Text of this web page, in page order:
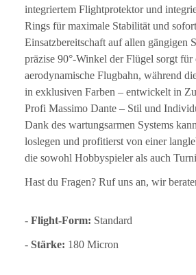
integriertem Flightprotektor und
Rings für maximale Stabilität und
Einsatzbereitschaft auf allen gängigen
präzise 90°-Winkel der Flügel sorgt für
aerodynamische Flugbahn, während
in exklusiven Farben – entwickelt in
Profi Massimo Dante – Stil und
Dank des wartungsarmen Systems
loslegen und profitierst von einer
die sowohl Hobbyspieler als auch
Hast du Fragen? Ruf uns an, wir
- Flight-Form: Standard
- Stärke: 180 Micron